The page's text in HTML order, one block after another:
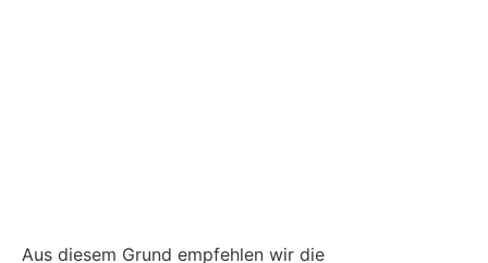
Aus diesem Grund empfehlen wir die